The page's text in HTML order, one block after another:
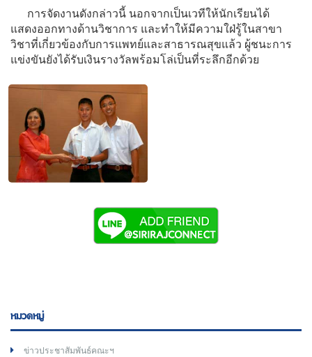
การจัดงานดังกล่าวนี้ นอกจากเป็นเวทีให้นักเรียนได้
แสดงออกทางด้านวิชาการ และทำให้มีความใฝ่รู้ในสาขา
วิชาที่เกี่ยวข้องกับการแพทย์และสาธารณสุขแล้ว ผู้ชนะการ
แข่งขันยังได้รับเงินรางวัลพร้อมโล่เป็นที่ระลึกอีกด้วย
หมวดหมู่
ข่าวประชาสัมพันธ์คณะฯ